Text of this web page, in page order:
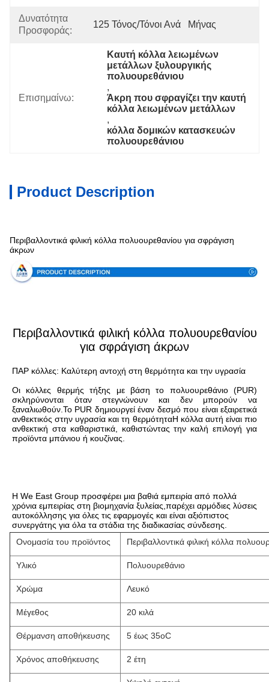
Δυνατότητα
Προσφοράς:
125 Τόνος/τόνοι Ανά   Μήνας
Επισημαίνω:
Καυτή κόλλα λειωμένων
μετάλλων ξυλουργικής
πολυουρεθάνιου
,
Άκρη που σφραγίζει την καυτή
κόλλα λειωμένων μετάλλων
,
κόλλα δομικών κατασκευών
πολυουρεθάνιου
Product Description
Περιβαλλοντικά φιλική κόλλα πολυουρεθανίου για σφράγιση
άκρων
Περιβαλλοντικά φιλική κόλλα πολυουρεθανίου
για σφράγιση άκρων
ΠΑΡ κόλλες: Καλύτερη αντοχή στη θερμότητα και την υγρασία
Οι κόλλες θερμής τήξης με βάση το πολυουρεθάνιο (PUR)
σκληρύνονται όταν στεγνώνουν και δεν μπορούν να
ξαναλιωθούν.Το PUR δημιουργεί έναν δεσμό που είναι εξαιρετικά
ανθεκτικός στην υγρασία και τη θερμότηταΗ κόλλα αυτή είναι πιο
ανθεκτική στα καθαριστικά, καθιστώντας την καλή επιλογή για
προϊόντα μπάνιου ή κουζίνας.
Η We East Group προσφέρει μια βαθιά εμπειρία από πολλά
χρόνια εμπειρίας στη βιομηχανία ξυλείας,παρέχει αρμόδιες λύσεις
αυτοκόλλησης για όλες τις εφαρμογές και είναι αξιόπιστος
συνεργάτης για όλα τα στάδια της διαδικασίας σύνδεσης.
Ονομασία του προϊόντος
Περιβαλλοντικά φιλική κόλλα
Υλικό Πολυουρεθάνιο
Χρώμα Λευκό
Μέγεθος 20 κιλά
Θέρμανση αποθήκευσης 5 έως 35oC
Χρόνος αποθήκευσης 2 έτη